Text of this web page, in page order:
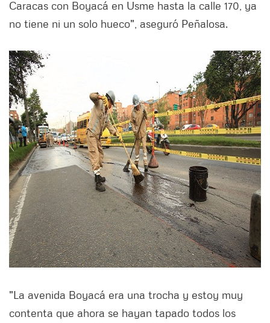
Caracas con Boyacá en Usme hasta la calle 170, ya
no tiene ni un solo hueco", aseguró Peñalosa.
"La avenida Boyacá era una trocha y estoy muy
contenta que ahora se hayan tapado todos los